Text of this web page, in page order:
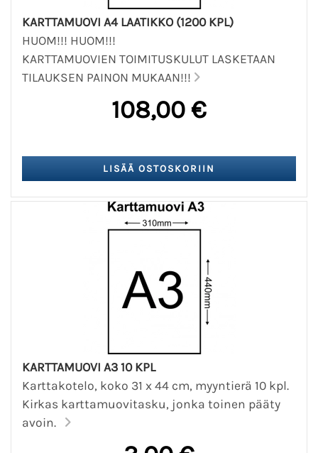
KARTTAMUOVI A4 LAATIKKO (1200 KPL)
HUOM!!! HUOM!!!
KARTTAMUOVIEN TOIMITUSKULUT LASKETAAN
TILAUKSEN PAINON MUKAAN!!!
108,00 €
KARTTAMUOVI A3 10 KPL
Karttakotelo, koko 31 x 44 cm, myyntierä 10 kpl.
Kirkas karttamuovitasku, jonka toinen pääty
avoin.